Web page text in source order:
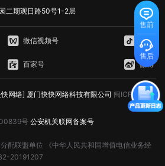
429错误通常是由请求过于频繁、服
因造成的。为了修复HTTP 429错误，我们可
减少请求次数、检查API调用的频率、检查网
。如果以上方法无法解决HTTP 429错误，
Amazon SES：简单邮件服务，用于发送
在免费计划中提供每月62,000封电子邮件发
：AWS的监控服务，AWS
1个月内每个AWS账户$0.10的按需监
费服务器 AWS提供的免费计划通常是
成本的用户来使用。以EC2为例，我们将简
册AWS账户：在AWS官网注册一个账户
开始使用免费计划。 2. 创建EC2实例：在
行模板(AMI)，选择实例类型，并分配安全
例将被创建。 3. 登录EC2实例：使用
密码来登录EC2实例。使用AWS管理
个实例的状态。 4. 配置安全组：安全组
站规则，限制EC2实例的流量。您可以根据
实例：EC2实例已经处于活跃状态，您
对于Windows实例，可以通过远程桌面连
售前
售后
二期观日路50号1-2层
微信视频号 抖音
百家号 微博
络] 厦门快快网络科技有限公司 闽ICP备
号 公安机关联网备案号
配联盟单位
《中华人民共和国增值电信业务经
20191207